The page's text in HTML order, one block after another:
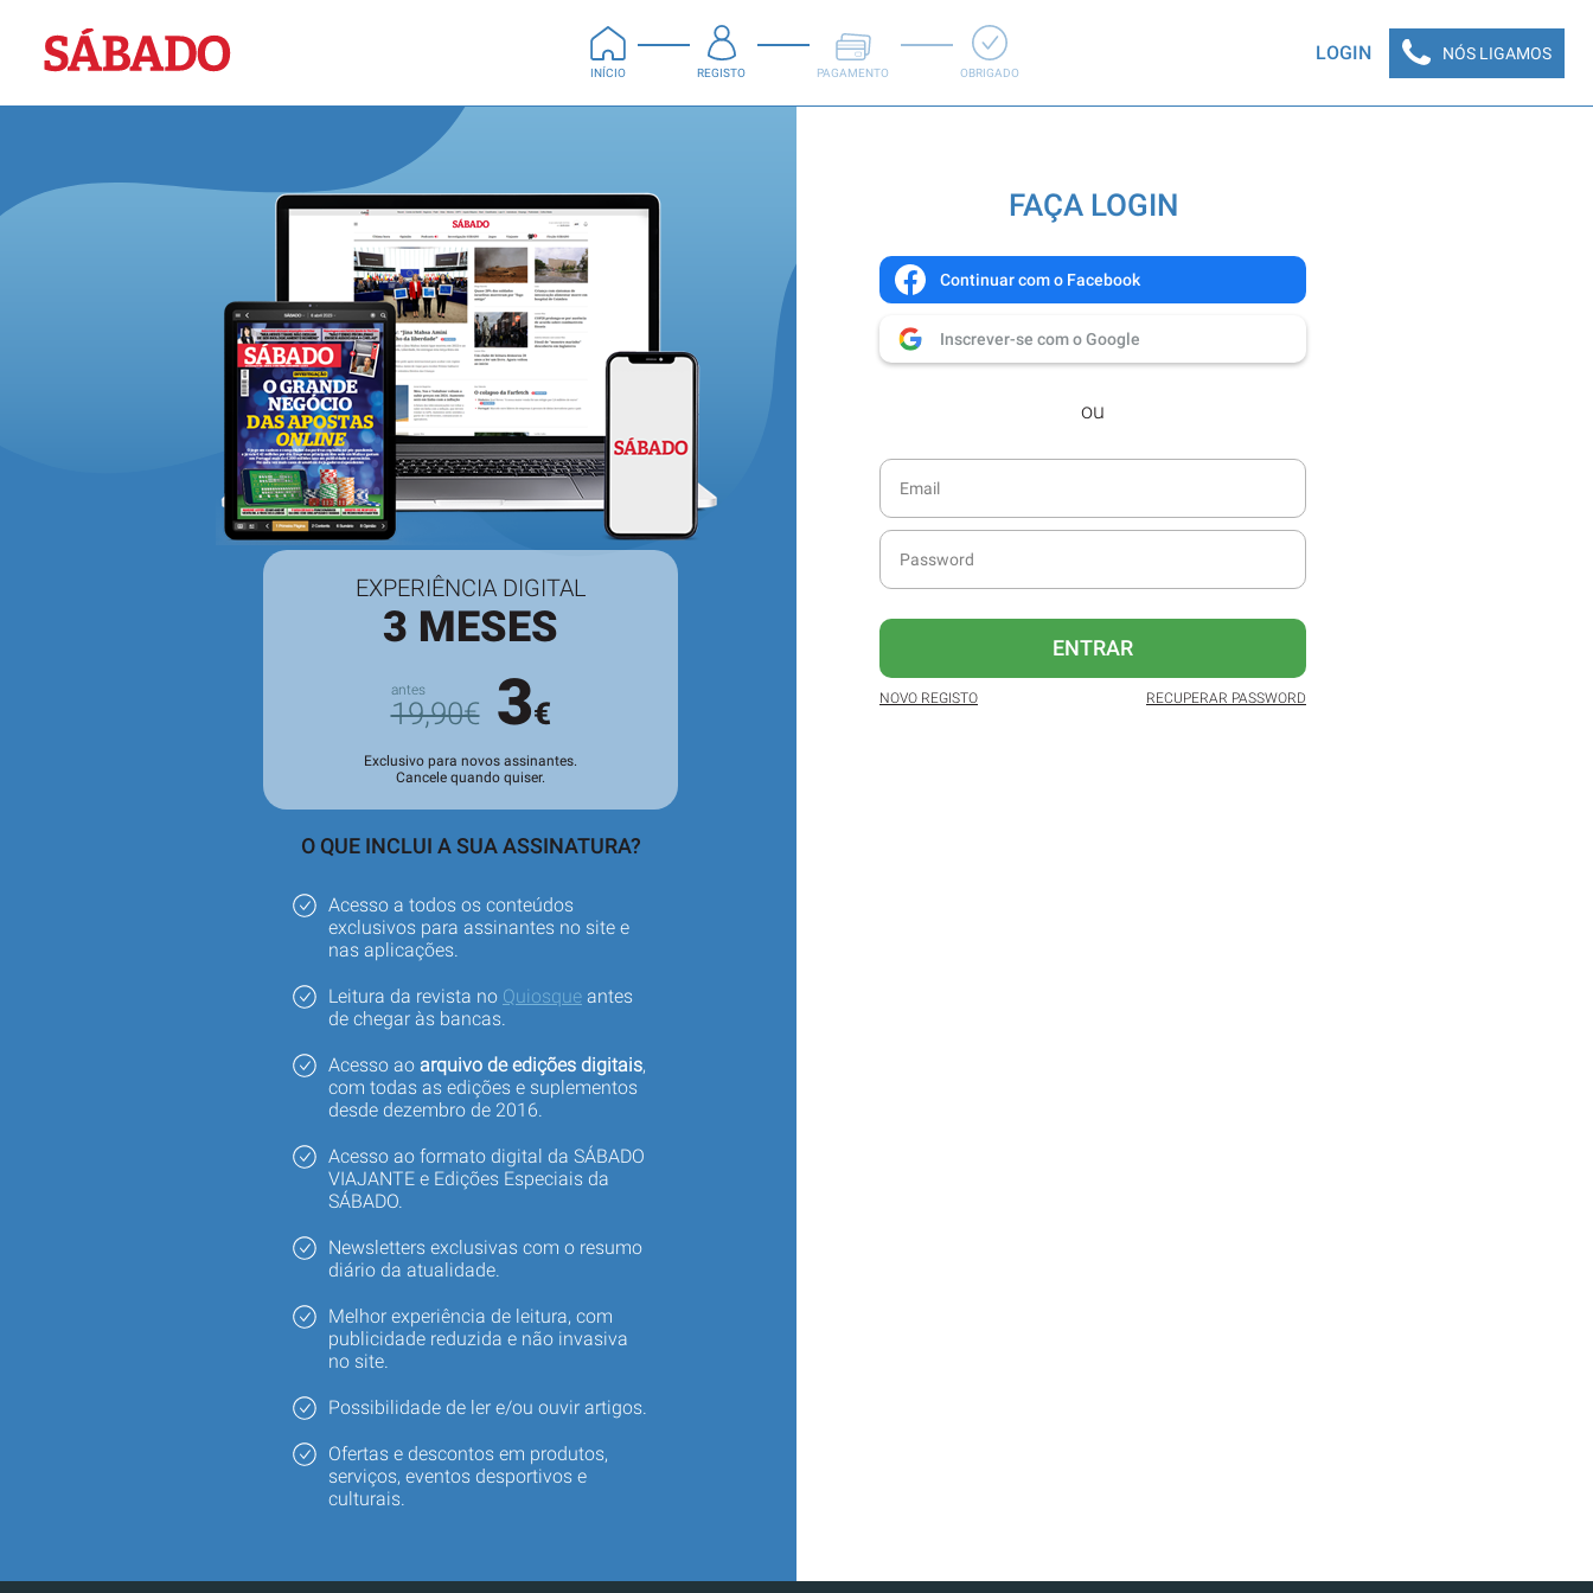
Sábado
INÍCIO REGISTO PAGAMENTO OBRIGADO
LOGIN NÓS LIGAMOS
EXPERIÊNCIA DIGITAL
3 MESES
19,90€ 3€
Exclusivo para novos assinantes.
Cancele quando quiser.
O QUE INCLUI A SUA ASSINATURA?
Acesso a todos os conteúdos
exclusivos para assinantes no site e
nas aplicações.
Leitura da revista no Quiosque antes
de chegar às bancas.
Acesso ao arquivo de edições digitais,
com todas as edições e suplementos
desde dezembro de 2016.
Acesso ao formato digital da SÁBADO
VIAJANTE e Edições Especiais da
SÁBADO.
Newsletters exclusivas com o resumo
diário da atualidade.
Melhor experiência de leitura, com
publicidade reduzida e não invasiva
no site.
Possibilidade de ler e/ou ouvir artigos.
Ofertas e descontos em produtos,
serviços, eventos desportivos e
culturais.
FAÇA LOGIN
Continuar com o Facebook
Inscrever-se com o Google
ou
ENTRAR
NOVO REGISTO RECUPERAR PASSWORD